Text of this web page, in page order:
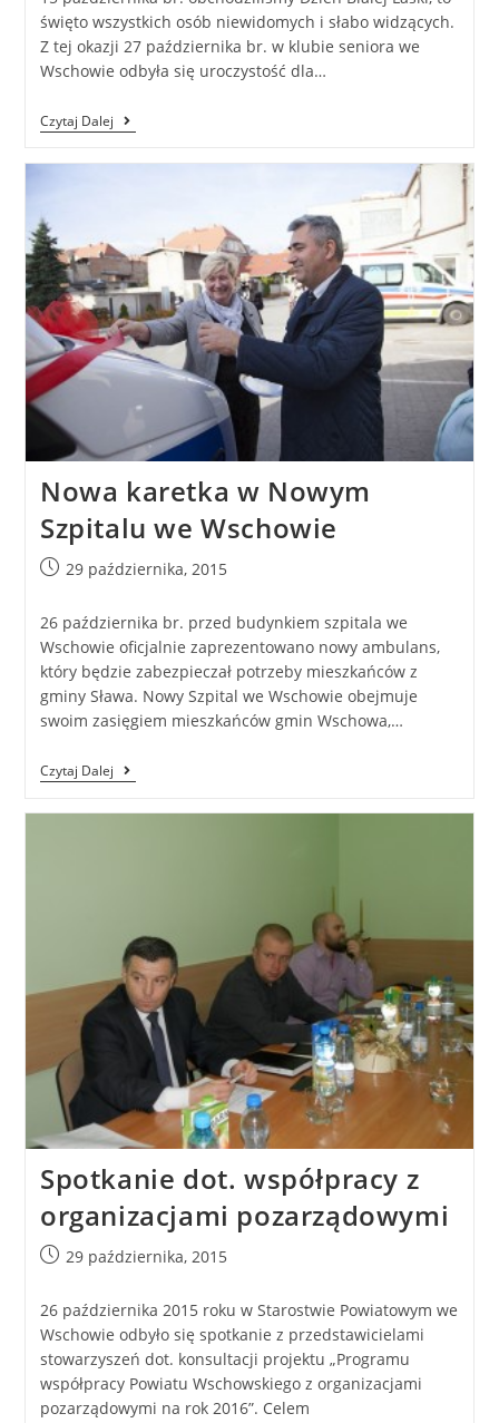
święto wszystkich osób niewidomych i słabo widzących.
Z tej okazji 27 października br. w klubie seniora we
Wschowie odbyła się uroczystość dla…
Czytaj Dalej
Nowa karetka w Nowym
Szpitalu we Wschowie
29 października, 2015
26 października br. przed budynkiem szpitala we
Wschowie oficjalnie zaprezentowano nowy ambulans,
który będzie zabezpieczał potrzeby mieszkańców z
gminy Sława. Nowy Szpital we Wschowie obejmuje
swoim zasięgiem mieszkańców gmin Wschowa,…
Czytaj Dalej
Spotkanie dot. współpracy z
organizacjami pozarządowymi
29 października, 2015
26 października 2015 roku w Starostwie Powiatowym we
Wschowie odbyło się spotkanie z przedstawicielami
stowarzyszeń dot. konsultacji projektu „Programu
współpracy Powiatu Wschowskiego z organizacjami
pozarządowymi na rok 2016”. Celem